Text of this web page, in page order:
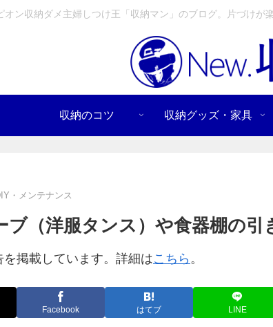
オン収納ダメ主婦しつけ王「収納マン」のブログ。片づけが
収納のコツ 収納グッズ・家具
・メンテナンス
ブ（洋服タンス）や食器棚の引
を掲載しています。詳細はこちら 。
Facebook はてブ LINE